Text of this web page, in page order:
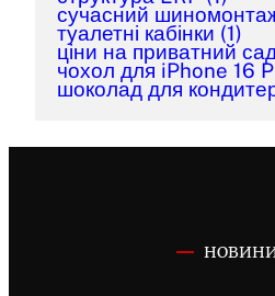
сучасний
туалетні кабінки (1)
ціни на приватний
чохол для iPhone 16
шоколад для